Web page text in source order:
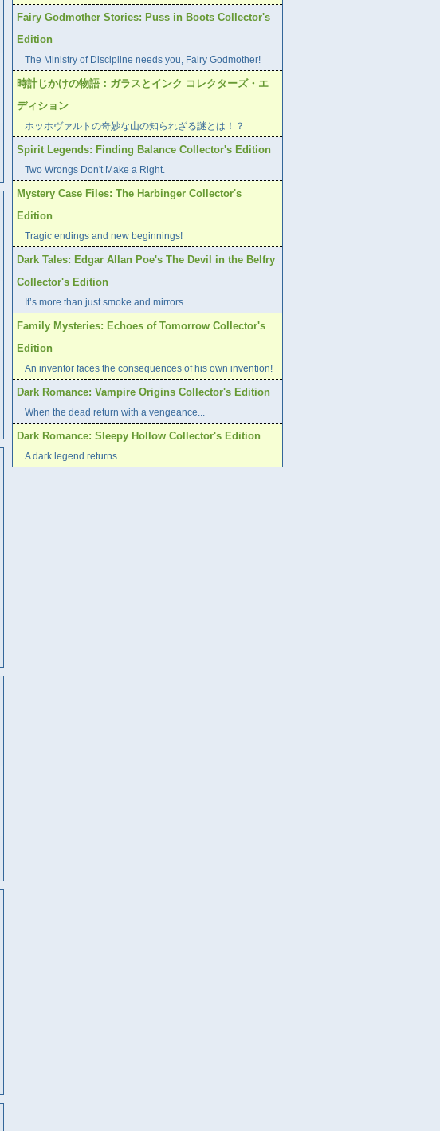
Fairy Godmother Stories: Puss in Boots Collector's
Edition
The Ministry of Discipline needs you, Fairy Godmother!
時計じかけの物語：ガラスとインク コレクターズ・エ
ディション
ホッホヴァルトの奇妙な山の知られざる謎とは！？
Spirit Legends: Finding Balance Collector's Edition
Two Wrongs Don't Make a Right.
Mystery Case Files: The Harbinger Collector's
Edition
Tragic endings and new beginnings!
Dark Tales: Edgar Allan Poe's The Devil in the Belfry
Collector's Edition
It’s more than just smoke and mirrors...
Family Mysteries: Echoes of Tomorrow Collector's
Edition
An inventor faces the consequences of his own invention!
Dark Romance: Vampire Origins Collector's Edition
When the dead return with a vengeance...
Dark Romance: Sleepy Hollow Collector's Edition
A dark legend returns...